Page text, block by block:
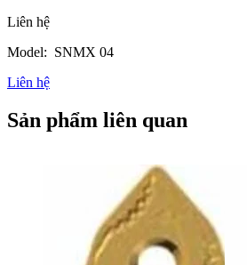
Liên hệ
Model: SNMX 04
Liên hệ
Sản phẩm liên quan